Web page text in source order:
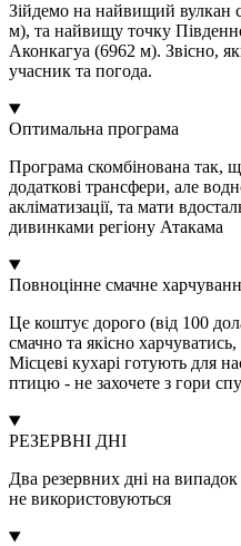
Зійдемо на найвищий вулкан
м), та найвищу точку
Аконкагуа (6962 м). Звісно,
учасник та погода.
Оптимальна програма
Програма скомбінована так,
додаткові трансфери, але
акліматизації, та мати
дивинками регіону Атакама
Повноцінне смачне
Це коштує дорого (від 100
смачно та якісно
Місцеві кухарі готують для
птицю - не захочете з гори
РЕЗЕРВНІ ДНІ
Два резервних дні на
не використовуються